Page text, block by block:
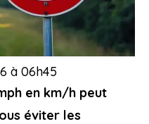
en km/h peut
éviter les
à 06h45